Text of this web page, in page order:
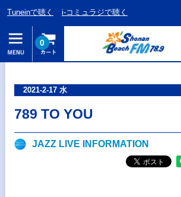
Tuneinで聴く i-コミュラジで聴く
0
2021-2-17 水
789 TO YOU
JAZZ LIVE INFORMATION